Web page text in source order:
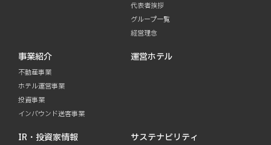
代表者挨拶
グループ一覧
経営理念
事業紹介
不動産事業
ホテル運営事業
投資事業
インバウンド送客事業
運営ホテル
IR・投資家情報 サステナビリティ